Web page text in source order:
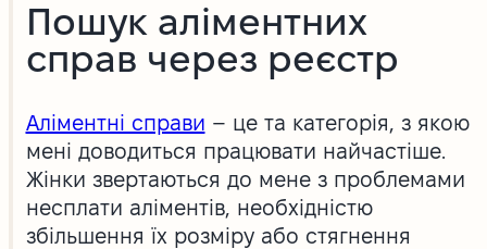
Пошук аліментних
справ через реєстр
Аліментні справи – це та категорія, з якою
мені доводиться працювати найчастіше.
Жінки звертаються до мене з проблемами
несплати аліментів, необхідністю
збільшення їх розміру або стягнення